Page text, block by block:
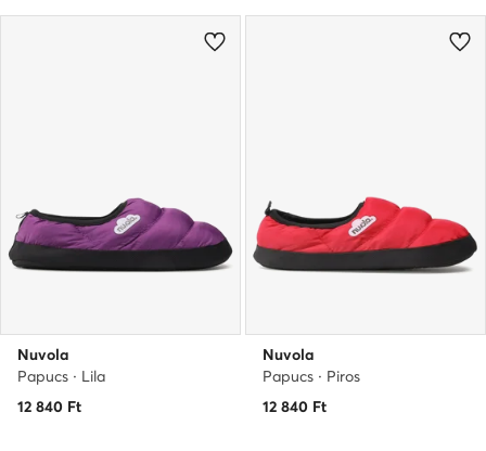
Nuvola
Papucs · Lila
12 840 Ft
Nuvola
Papucs · Piros
12 840 Ft